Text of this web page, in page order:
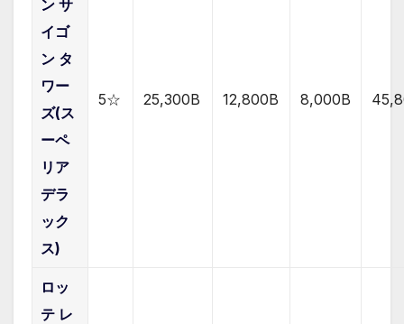
ン サ
イゴ
ン タ
ワー
ズ(ス
ーペ
リア
デラ
ック
ス)
5☆ 25,300B 12,800B 8,000B
ロッ
テ レ